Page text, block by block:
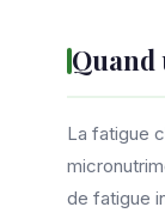
Quand
La fatigue
de fatigue